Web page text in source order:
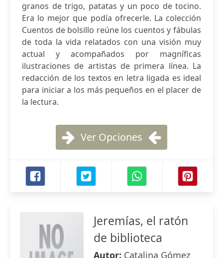
granos de trigo, patatas y un poco de tocino.
Era lo mejor que podía ofrecerle. La colección
Cuentos de bolsillo reúne los cuentos y fábulas
de toda la vida relatados con una visión muy
actual y acompañados por magníficas
ilustraciones de artistas de primera línea. La
redacción de los textos en letra ligada es ideal
para iniciar a los más pequeños en el placer de
la lectura.
Ver Opciones
Jeremías, el ratón
de biblioteca
Autor: Catalina Gómez